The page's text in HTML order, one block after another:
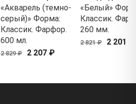
«Акварель (темно-
серый)» Форма:
Классик. Фарфор.
600 мл.
2 829 ₽ 2 207 ₽
«Белый»
Классик.
260 мм.
2 821 ₽ 2 201 ₽